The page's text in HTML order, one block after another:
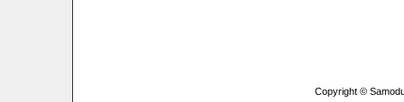
Copyright ©